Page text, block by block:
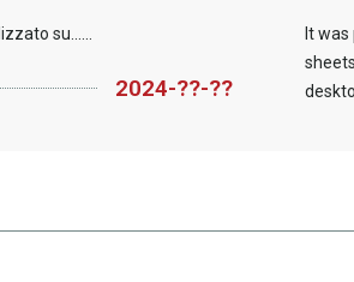
su......
2024-??-??
It